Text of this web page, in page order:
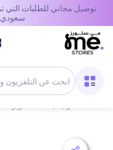
سعودي